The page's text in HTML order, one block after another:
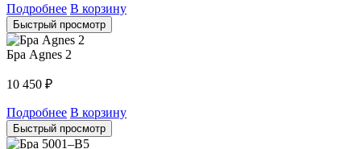
Подробнее В корзину
Быстрый просмотр
Бра Agnes 2
10 450 ₽
Подробнее В корзину
Быстрый просмотр